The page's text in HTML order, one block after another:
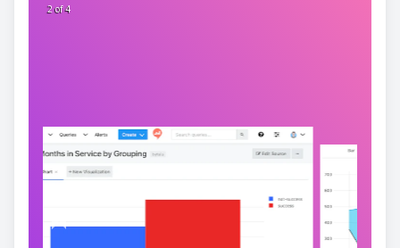
2 of 4